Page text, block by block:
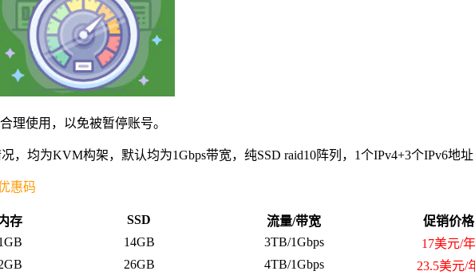
理使用，以免被暂停账号。
，均为KVM构架，默认均为1Gbps带宽，纯SSD raid10阵列，1个IPv4+3个IPv6地
惠码
存 SSD 流量/带宽 促销价格
14GB 3TB/1Gbps 17美元/年
26GB 4TB/1Gbps 23.5美元/